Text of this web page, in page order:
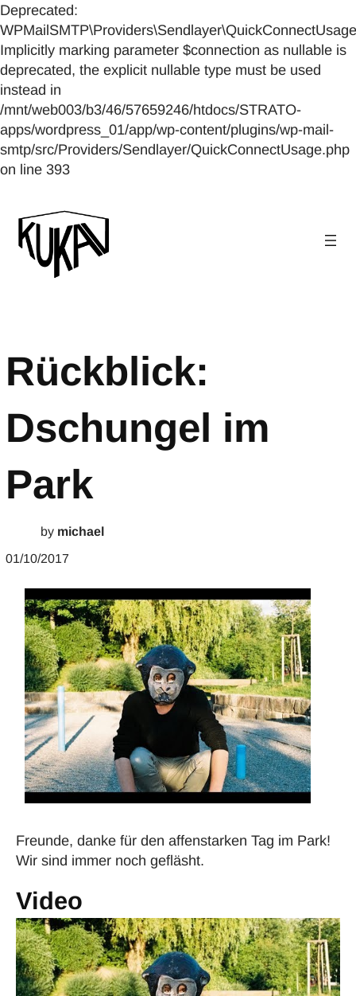
Deprecated:
Implicitly marking parameter $connection as nullable is
deprecated, the explicit nullable type must be used
instead in
/mnt/web003/b3/46/57659246/htdocs/STRATO-
apps/wordpress_01/app/wp-content/plugins/wp-mail-
smtp/src/Providers/Sendlayer/QuickConnectUsage.php
on line 393
Rückblick:
Dschungel im
Park
by michael
01/10/2017
Freunde, danke für den affenstarken Tag im Park!
Wir sind immer noch gefläsht.
Video